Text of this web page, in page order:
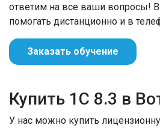
ответим на все ваши вопросы!
помогать дистанционно и в
Заказать обучение
Купить 1С 8.3 в
У нас можно купить